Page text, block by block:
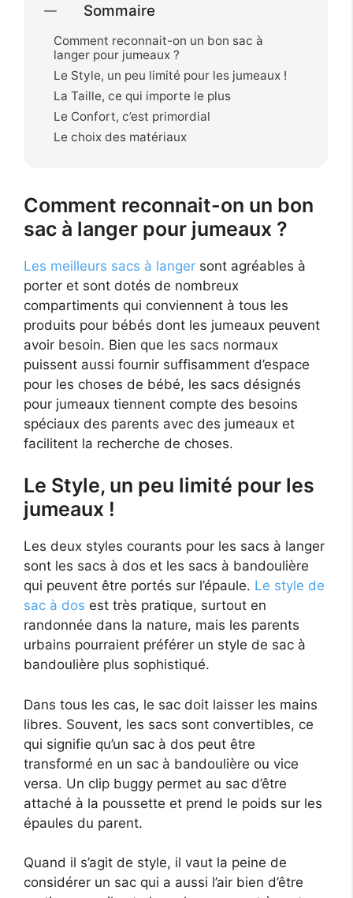
Sommaire
Comment reconnait-on un bon sac à
langer pour jumeaux ?
Le Style, un peu limité pour les jumeaux !
La Taille, ce qui importe le plus
Le Confort, c’est primordial
Le choix des matériaux
Comment reconnait-on un bon
sac à langer pour jumeaux ?
Les meilleurs sacs à langer sont agréables à
porter et sont dotés de nombreux
compartiments qui conviennent à tous les
produits pour bébés dont les jumeaux peuvent
avoir besoin. Bien que les sacs normaux
puissent aussi fournir suffisamment d’espace
pour les choses de bébé, les sacs désignés
pour jumeaux tiennent compte des besoins
spéciaux des parents avec des jumeaux et
facilitent la recherche de choses.
Le Style, un peu limité pour les
jumeaux !
Les deux styles courants pour les sacs à langer
sont les sacs à dos et les sacs à bandoulière
qui peuvent être portés sur l’épaule. Le style de
sac à dos est très pratique, surtout en
randonnée dans la nature, mais les parents
urbains pourraient préférer un style de sac à
bandoulière plus sophistiqué.
Dans tous les cas, le sac doit laisser les mains
libres. Souvent, les sacs sont convertibles, ce
qui signifie qu’un sac à dos peut être
transformé en un sac à bandoulière ou vice
versa. Un clip buggy permet au sac d’être
attaché à la poussette et prend le poids sur les
épaules du parent.
Quand il s’agit de style, il vaut la peine de
considérer un sac qui a aussi l’air bien d’être